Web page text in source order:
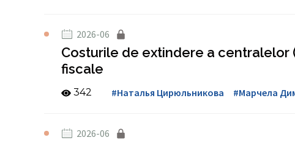
2026-06
Costurile de extindere a
fiscale
342 #Наталья Цирюльникова #Марчела
2026-06